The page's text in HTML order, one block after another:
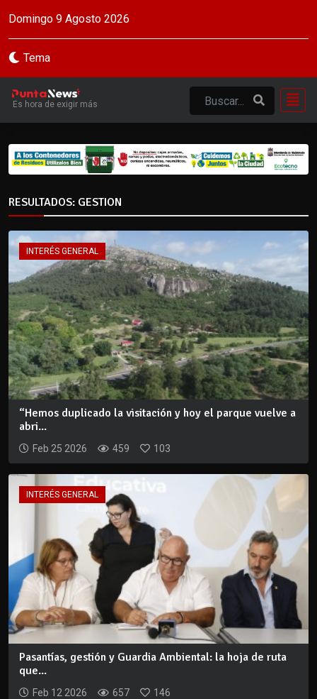
Domingo 9 Agosto 2026
Tema
Es hora de exigir más
RESULTADOS: GESTION
INTERÉS GENERAL
“Hemos duplicado la visitación y hoy el parque vuelve a
abri...
Feb 25 2026 459 103
INTERÉS GENERAL
Pasantías, gestión y Guardia Ambiental: la hoja de ruta
que...
Feb 12 2026 657 146